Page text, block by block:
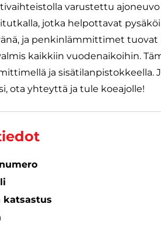
varustettu
jotka helpottavat
ja penkinlämmittimet tuovat
kaikkiin vuodenaikoihin.
ja sisätilanpistokkeella.
ota yhteyttä ja tule koeajolle!
katsastus